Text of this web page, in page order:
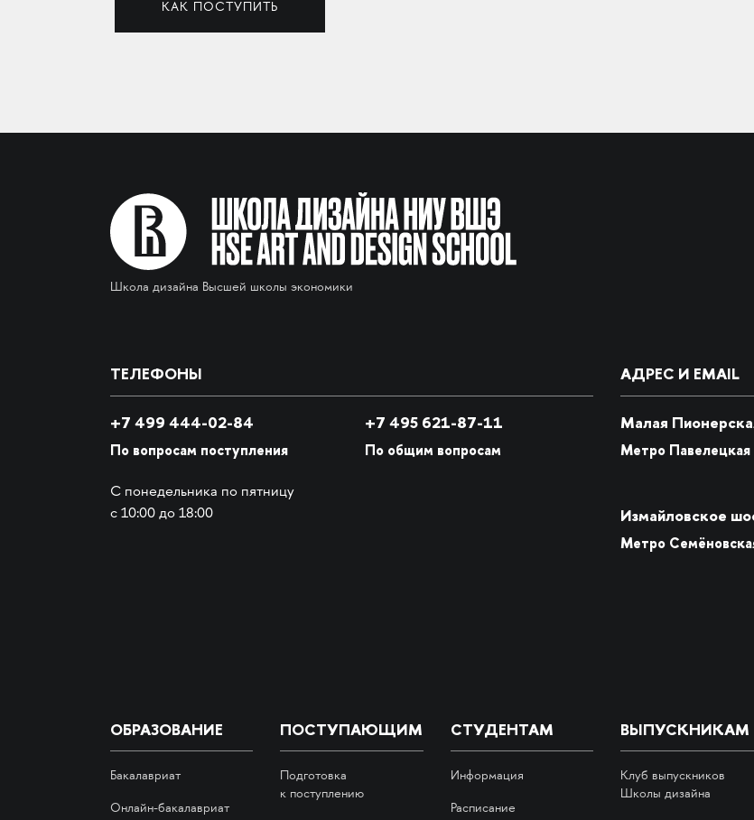
КАК ПОСТУПИТЬ
Школа дизайна Высшей школы экономики
ТЕЛЕФОНЫ
+7 499 444-02-84
По вопросам поступления
С понедельника по пятницу
с 10:00 до 18:00
+7 495 621-87-11
По общим вопросам
АДРЕС И EMAIL
Малая
Метро Павелецкая
Измайловское
Метро
ОБРАЗОВАНИЕ
Бакалавриат
Онлайн-бакалавриат
ПОСТУПАЮЩИМ
Подготовка
к поступлению
СТУДЕНТАМ
Информация
Расписание
ВЫПУСКНИКАМ
Клуб выпускников
Школы дизайна